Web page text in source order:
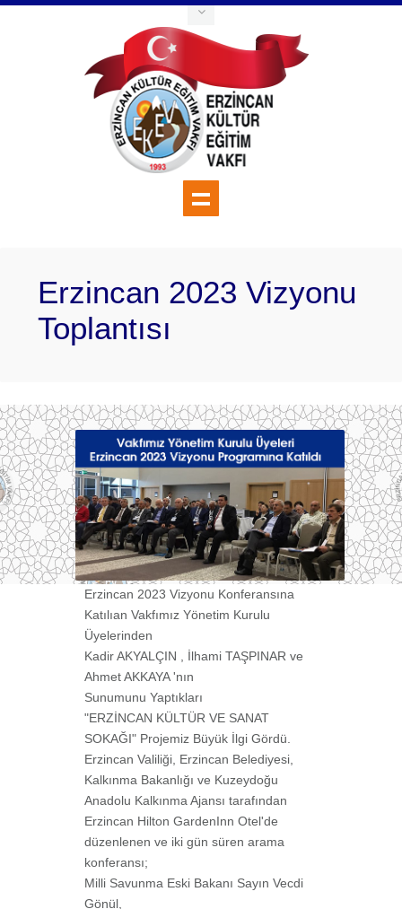
Erzincan 2023 Vizyonu
Toplantısı
Erzincan 2023 Vizyonu Konferansına
Katılıan Vakfımız Yönetim Kurulu
Üyelerinden
Kadir AKYALÇIN , İlhami TAŞPINAR ve
Ahmet AKKAYA 'nın
Sunumunu Yaptıkları
"ERZİNCAN KÜLTÜR VE SANAT
SOKAĞI" Projemiz Büyük İlgi Gördü.
Erzincan Valiliği, Erzincan Belediyesi,
Kalkınma Bakanlığı ve Kuzeydoğu
Anadolu Kalkınma Ajansı tarafından
Erzincan Hilton GardenInn Otel'de
düzenlenen ve iki gün süren arama
konferansı;
Milli Savunma Eski Bakanı Sayın Vecdi
Gönül,